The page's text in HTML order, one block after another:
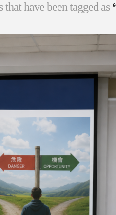
have been tagged as